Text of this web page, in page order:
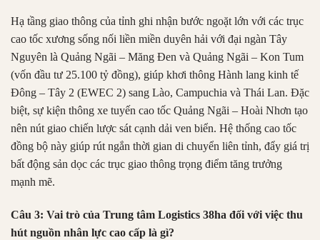
Hạ tầng giao thông của tỉnh ghi nhận bước ngoặt lớn với các trục
cao tốc xương sống nối liền miền duyên hải với đại ngàn Tây
Nguyên là Quảng Ngãi – Măng Đen và Quảng Ngãi – Kon Tum
(vốn đầu tư 25.100 tỷ đồng), giúp khơi thông Hành lang kinh tế
Đông – Tây 2 (EWEC 2) sang Lào, Campuchia và Thái Lan. Đặc
biệt, sự kiện thông xe tuyến cao tốc Quảng Ngãi – Hoài Nhơn tạo
nên nút giao chiến lược sát cạnh dải ven biển. Hệ thống cao tốc
đồng bộ này giúp rút ngắn thời gian di chuyển liên tỉnh, đẩy giá trị
bất động sản dọc các trục giao thông trọng điểm tăng trưởng
mạnh mẽ.
Câu 3: Vai trò của Trung tâm Logistics 38ha đối với việc thu
hút nguồn nhân lực cao cấp là gì?